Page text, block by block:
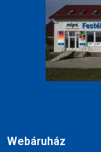
Webáruház